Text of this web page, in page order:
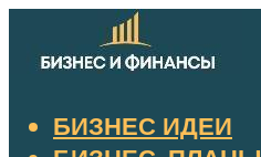
БИЗНЕС ИДЕИ